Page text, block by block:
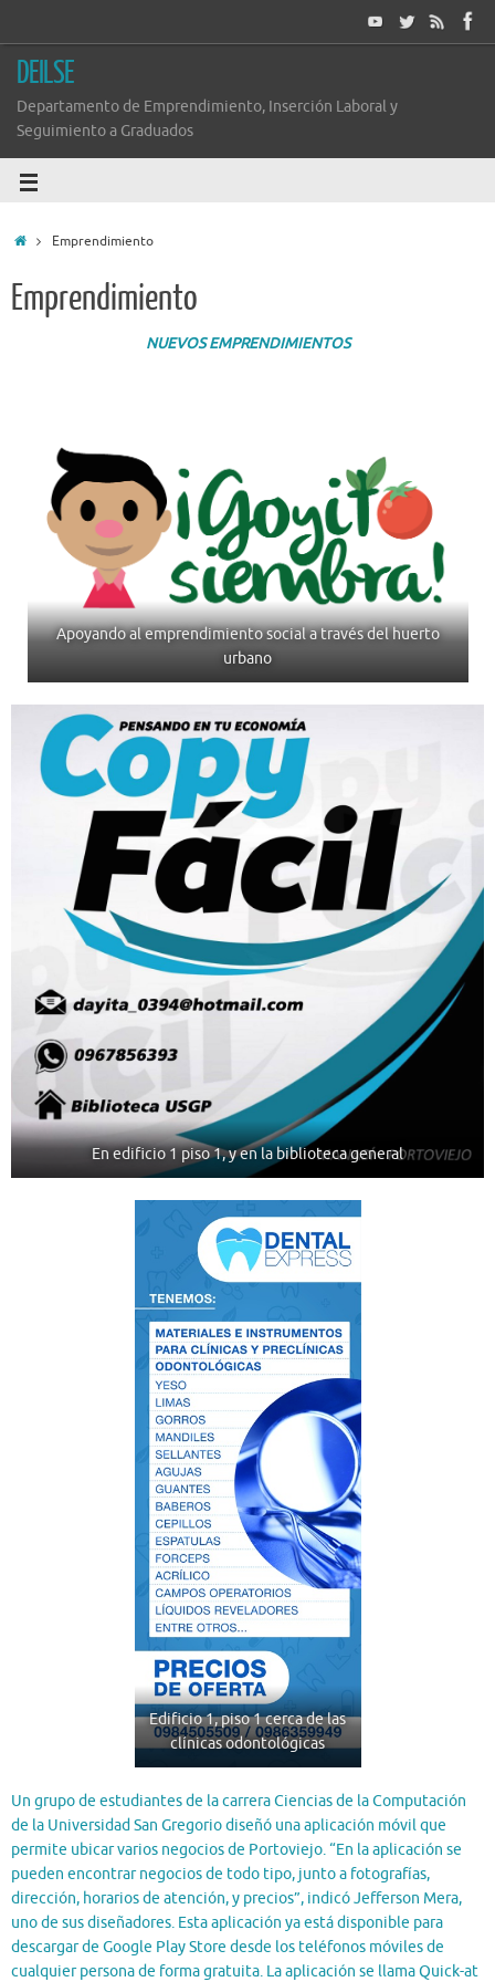
DEILSE
Departamento de Emprendimiento, Inserción Laboral y
Seguimiento a Graduados
Emprendimiento
Emprendimiento
NUEVOS EMPRENDIMIENTOS
Apoyando al emprendimiento social a través del huerto
urbano
En edificio 1 piso 1, y en la biblioteca general
Edificio 1, piso 1 cerca de las
clínicas odontológicas
Un grupo de estudiantes de la carrera Ciencias de la Computación
de la Universidad San Gregorio diseñó una aplicación móvil que
permite ubicar varios negocios de Portoviejo. “En la aplicación se
pueden encontrar negocios de todo tipo, junto a fotografías,
dirección, horarios de atención, y precios”, indicó Jefferson Mera,
uno de sus diseñadores. Esta aplicación ya está disponible para
descargar de Google Play Store desde los teléfonos móviles de
cualquier persona de forma gratuita. La aplicación se llama Quick-at